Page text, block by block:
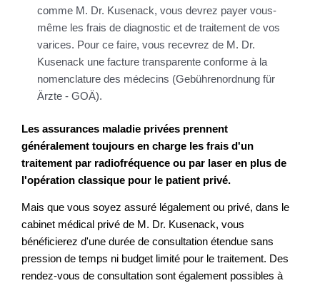
comme M. Dr. Kusenack, vous devrez payer vous-
même les frais de diagnostic et de traitement de vos
varices. Pour ce faire, vous recevrez de M. Dr.
Kusenack une facture transparente conforme à la
nomenclature des médecins (Gebührenordnung für
Ärzte - GOÄ).
Les assurances maladie privées prennent
généralement toujours en charge les frais d'un
traitement par radiofréquence ou par laser en plus de
l'opération classique pour le patient privé.
Mais que vous soyez assuré légalement ou privé, dans le
cabinet médical privé de M. Dr. Kusenack, vous
bénéficierez d'une durée de consultation étendue sans
pression de temps ni budget limité pour le traitement. Des
rendez-vous de consultation sont également possibles à